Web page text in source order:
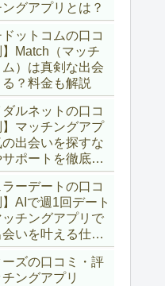
グアプリとは？
ドットコムの口コ
】Match（マッチ
ム）は真剣な出会
？料金も解説
ダルネットの口コ
】マッチングアプ
の出会いを探すな
ポートを徹底解
ラーデートの口コ
】AIで週1回デート
チングアプリで
いを叶える仕組
徹底解説
ーズの口コミ・評
ングアプリ